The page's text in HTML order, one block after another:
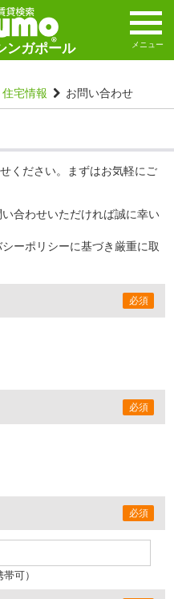
ンガポール メニュー
宅情報 お問い合わせ
ください。まずはお気軽にご
合わせいただければ誠に幸い
ーポリシーに基づき厳重に取
必須
必須
必須
可）